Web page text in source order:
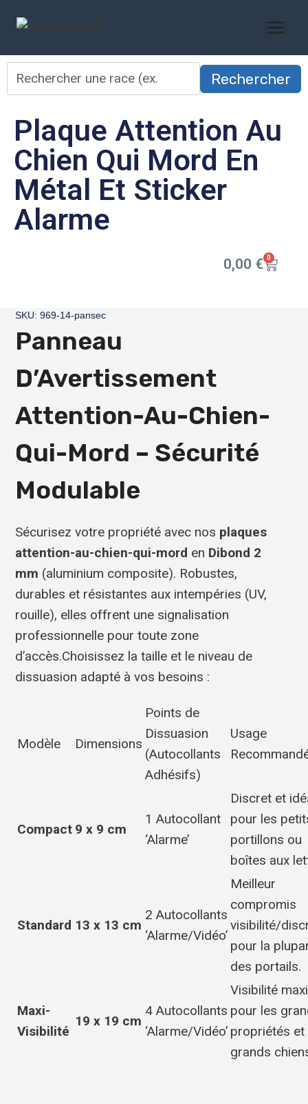
Rechercher
Plaque Attention Au
Chien Qui Mord En
Métal Et Sticker
Alarme
0,00 € 0
SKU: 969-14-pansec
Panneau
D’Avertissement
Attention-Au-Chien-
Qui-Mord – Sécurité
Modulable
Sécurisez votre propriété avec nos plaques
attention-au-chien-qui-mord en Dibond 2
mm (aluminium composite). Robustes,
durables et résistantes aux intempéries (UV,
rouille), elles offrent une signalisation
professionnelle pour toute zone
d’accès.Choisissez la taille et le niveau de
dissuasion adapté à vos besoins :
Modèle Dimensions
Points de
Dissuasion
(Autocollants
Adhésifs)
Usage
Compact 9 x 9 cm
1 Autocollant
‘Alarme’
Discret et
pour les
portillons ou
boîtes aux
Standard 13 x 13 cm
2 Autocollants
‘Alarme/Vidéo’
Meilleur
compromis
visibilité/
pour la
des portails.
Maxi-
Visibilité
19 x 19 cm
4 Autocollants
‘Alarme/Vidéo’
Visibilité
pour les
propriétés et
grands